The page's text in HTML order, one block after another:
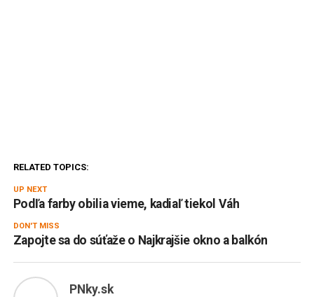
RELATED TOPICS:
UP NEXT
Podľa farby obilia vieme, kadiaľ tiekol Váh
DON'T MISS
Zapojte sa do súťaže o Najkrajšie okno a balkón
PNky.sk